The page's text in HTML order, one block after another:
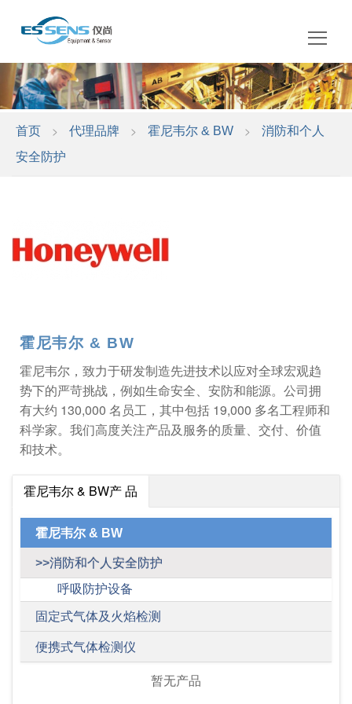
中文
EN
首页 > 代理品牌 > 霍尼韦尔 & BW >
消防和个人
安全防护
霍尼韦尔 & BW
霍尼韦尔，致力于研发制造先进技术以应对全球宏观趋
势下的严苛挑战，例如生命安全、安防和能源。公司拥
有大约 130,000 名员工，其中包括 19,000 多名工程师和
科学家。我们高度关注产品及服务的质量、交付、价值
和技术。
霍尼韦尔 & BW产 品
霍尼韦尔 & BW
>>消防和个人安全防护
呼吸防护设备
固定式气体及火焰检测
便携式气体检测仪
暂无产品